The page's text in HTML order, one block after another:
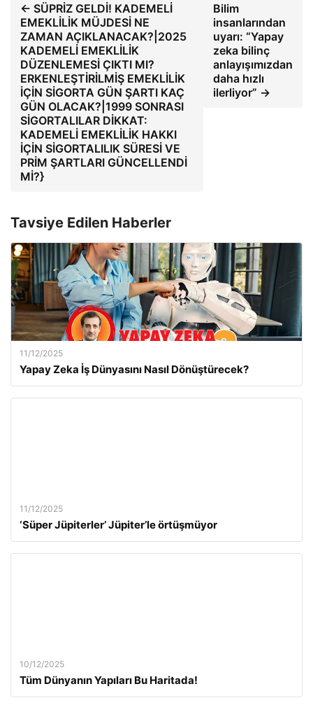
← SÜPRİZ GELDİ! KADEMELİ
EMEKLİLİK MÜJDESİ NE
ZAMAN AÇIKLANACAK?|2025
KADEMELİ EMEKLİLİK
DÜZENLEMESİ ÇIKTI MI?
ERKENLEŞTİRİLMİŞ EMEKLİLİK
İÇİN SİGORTA GÜN ŞARTI KAÇ
GÜN OLACAK?|1999 SONRASI
SİGORTALILAR DİKKAT:
KADEMELİ EMEKLİLİK HAKKI
İÇİN SİGORTALILIK SÜRESİ VE
PRİM ŞARTLARI GÜNCELLENDİ
Mİ?}
Bilim
insanlarından
uyarı: “Yapay
zeka bilinç
anlayışımızdan
daha hızlı
ilerliyor” →
Tavsiye Edilen Haberler
11/12/2025
Yapay Zeka İş Dünyasını Nasıl Dönüştürecek?
11/12/2025
‘Süper Jüpiterler’ Jüpiter’le örtüşmüyor
10/12/2025
Tüm Dünyanın Yapıları Bu Haritada!